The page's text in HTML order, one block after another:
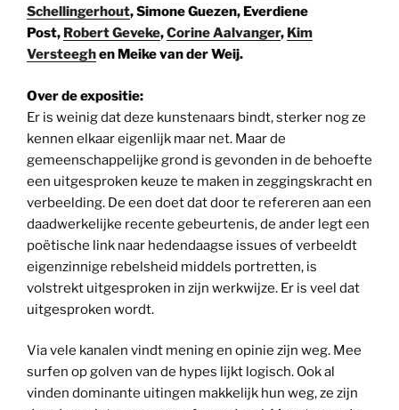
Schellingerhout, Simone Guezen, Everdiene
Post, Robert Geveke,Corine Aalvanger, Kim
Versteeghen Meike van der Weij.
Over de expositie:
Er is weinig dat deze kunstenaars bindt, sterker nog ze
kennen elkaar eigenlijk maar net. Maar de
gemeenschappelijke grond is gevonden in de behoefte
een uitgesproken keuze te maken in zeggingskracht en
verbeelding. De een doet dat door te refereren aan een
daadwerkelijke recente gebeurtenis, de ander legt een
poëtische link naar hedendaagse issues of verbeeldt
eigenzinnige rebelsheid middels portretten, is
volstrekt uitgesproken in zijn werkwijze. Er is veel dat
uitgesproken wordt.
Via vele kanalen vindt mening en opinie zijn weg. Mee
surfen op golven van de hypes lijkt logisch. Ook al
vinden dominante uitingen makkelijk hun weg, ze zijn